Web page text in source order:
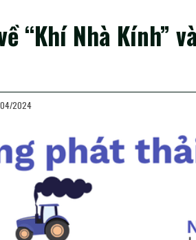
“Khí Nhà Kính”
2024